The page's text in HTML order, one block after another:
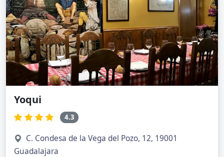
Yoqui
4.3
C. Condesa de la Vega del Pozo, 12, 19001
Guadalajara